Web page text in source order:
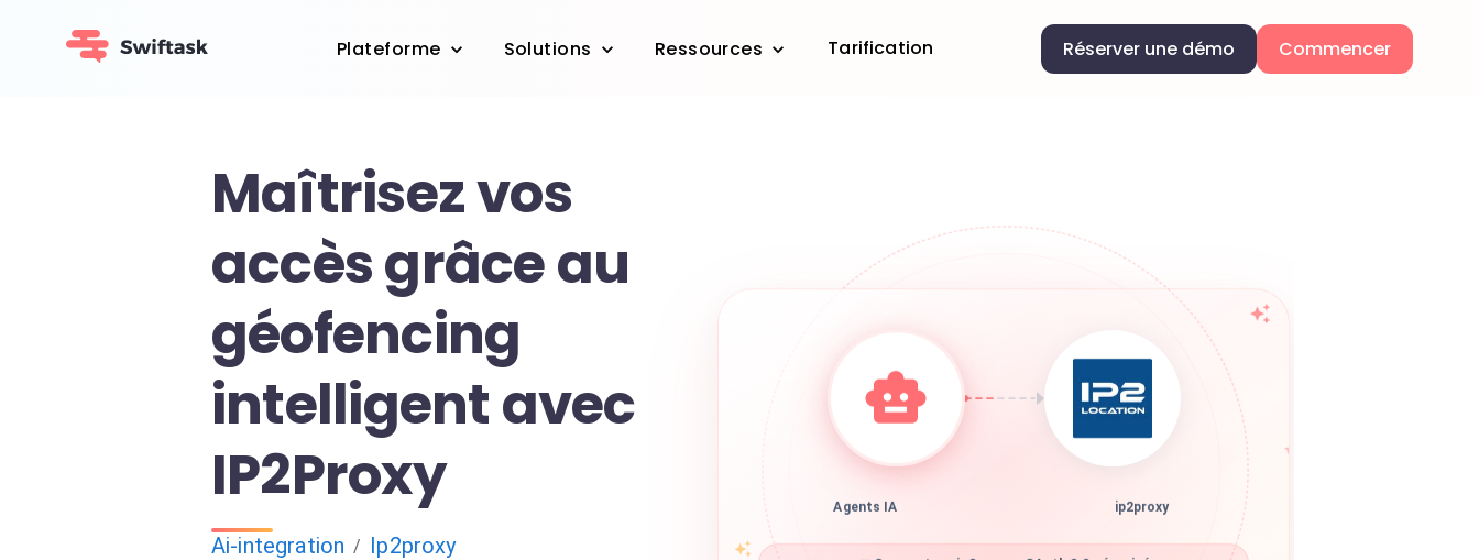
Plateforme Solutions Ressources Tarification Réserver une démo Commencer
Maîtrisez vos
accès grâce au
géofencing
intelligent avec
IP2Proxy
Ai-integration / Ip2proxy
Agents IA ip2proxy